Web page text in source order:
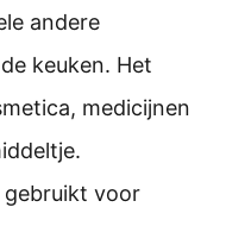
andere
keuken. Het
medicijnen
gebruikt voor